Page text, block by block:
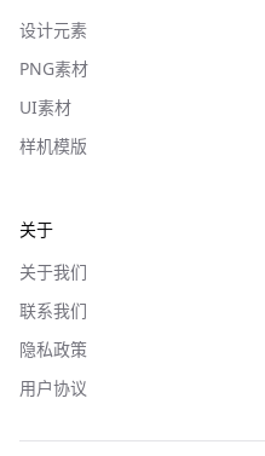
设计元素
PNG素材
UI素材
样机模版
关于
关于我们
联系我们
隐私政策
用户协议